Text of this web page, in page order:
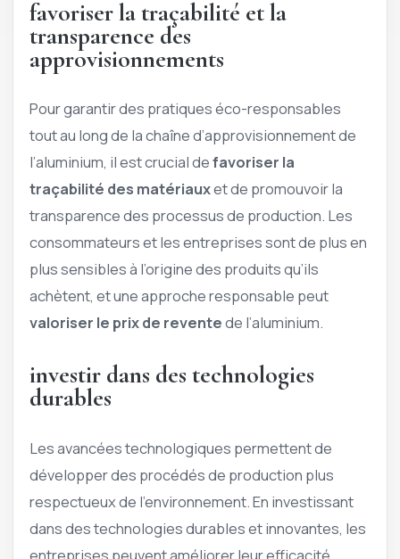
favoriser la traçabilité et la
transparence des
approvisionnements
Pour garantir des pratiques éco-responsables
tout au long de la chaîne d’approvisionnement de
l’aluminium, il est crucial defavoriser la
traçabilité des matériauxet de promouvoir la
transparence des processus de production. Les
consommateurs et les entreprises sont de plus en
plus sensibles à l’origine des produits qu’ils
achètent, et une approche responsable peut
valoriser le prix de reventede l’aluminium.
investir dans des technologies
durables
Les avancées technologiques permettent de
développer des procédés de production plus
respectueux de l’environnement. En investissant
dans des technologies durables et innovantes, les
entreprises peuvent améliorer leur efficacité